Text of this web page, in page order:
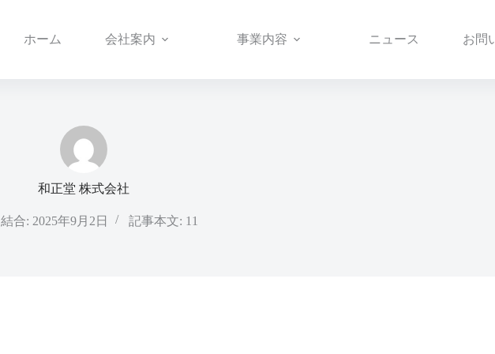
ホーム 会社案内 事業内容 ニュース お問
和正堂 株式会社
結合: 2025年9月2日 記事本文: 11